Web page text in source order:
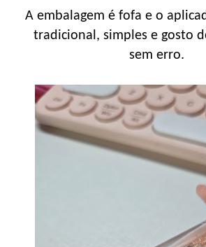
A embalagem é fofa e o
tradicional, simples e gosto
sem erro.